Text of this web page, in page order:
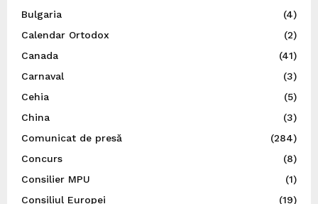
Bulgaria
(4)
Calendar Ortodox
(2)
Canada
(41)
Carnaval
(3)
Cehia
(5)
China
(3)
Comunicat de presă
(284)
Concurs
(8)
Consilier MPU
(1)
Consiliul Europei
(19)